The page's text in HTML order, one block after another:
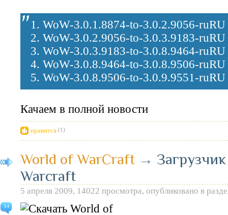
1. WoW-3.0.1.8874-to-3.0.2.9056-ruRU
2. WoW-3.0.2.9056-to-3.0.3.9183-ruRU
3. WoW-3.0.3.9183-to-3.0.8.9464-ruRU
4. WoW-3.0.8.9464-to-3.0.8.9506-ruRU
5. WoW-3.0.8.9506-to-3.0.9.9551-ruRU
Качаем в полной новости
нравится (1)
14
World of WarCraft →
Warcraft
5 апреля 2009, 14022 просмотра, опубликовано в